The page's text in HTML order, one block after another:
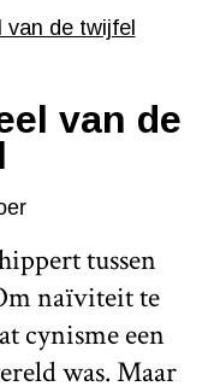
van de
tussen
naïviteit te
cynisme een
was. Maar